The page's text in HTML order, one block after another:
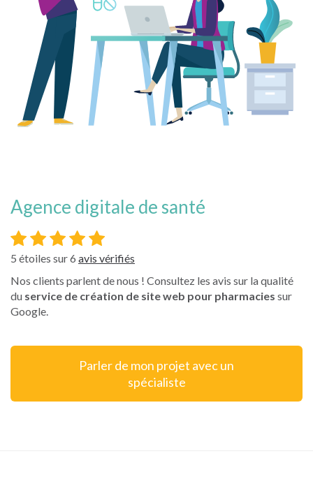
agence digitale de santé
5 étoiles sur6 avis vérifiés
Nos clients parlent de nous ! Consultez les avis sur la qualité
du service de création de site web pour pharmacies sur
Google.
Parler de mon projet avec un
spécialiste